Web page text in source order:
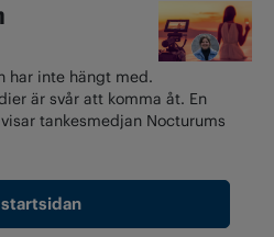
har inte hängt med.
är svår att komma åt. En
tankesmedjan Nocturums